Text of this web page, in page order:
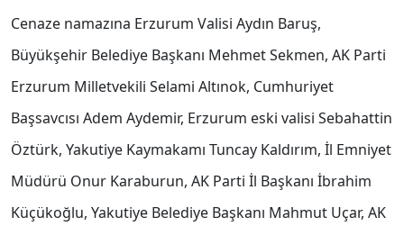
Cenaze namazına Erzurum Valisi Aydın Baruş,
Büyükşehir Belediye Başkanı Mehmet Sekmen, AK Parti
Erzurum Milletvekili Selami Altınok, Cumhuriyet
Başsavcısı Adem Aydemir, Erzurum eski valisi Sebahattin
Öztürk, Yakutiye Kaymakamı Tuncay Kaldırım, İl Emniyet
Müdürü Onur Karaburun, AK Parti İl Başkanı İbrahim
Küçükoğlu, Yakutiye Belediye Başkanı Mahmut Uçar, AK